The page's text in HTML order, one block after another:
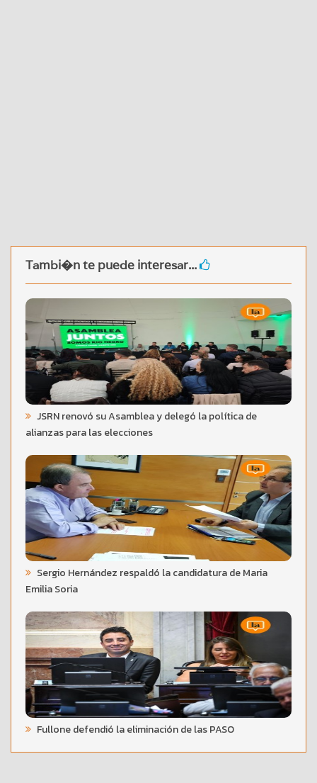
Tambi�n te puede interesar...
JSRN renovó su Asamblea y delegó la política de
alianzas para las elecciones
Sergio Hernández respaldó la candidatura de Maria
Emilia Soria
Fullone defendió la eliminación de las PASO